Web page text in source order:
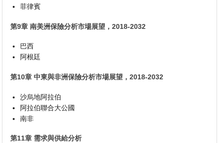
菲律賓
第9章 南美洲保險分析市場展望，2018-2032
巴西
阿根廷
第10章 中東與非洲保險分析市場展望，2018-2032
沙烏地阿拉伯
阿拉伯聯合大公國
南非
第11章 需求與供給分析